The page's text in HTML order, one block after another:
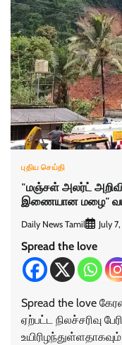
புதிய செய்தி
"மஞ்சள் அலர்ட்
இணையான மழை"
Daily News Tamil July
Spread the love
Spread the love
ஏற்பட்ட நிலச்சரிவு